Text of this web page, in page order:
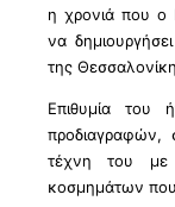
η χρονιά που ο
να
της
Επιθυμία
προδιαγραφών,
τέχνη του με
κοσμημάτων